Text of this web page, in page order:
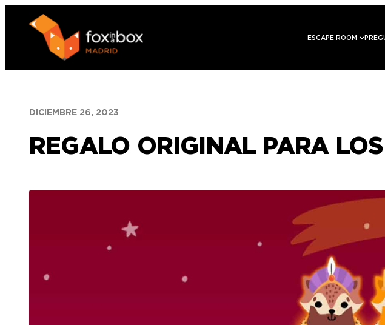
contenido
ESCAPE ROOM
DICIEMBRE 26, 2023
REGALO ORIGINAL PARA